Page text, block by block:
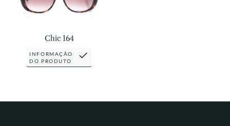
Chic 164
INFORMAÇÃO
DO PRODUTO